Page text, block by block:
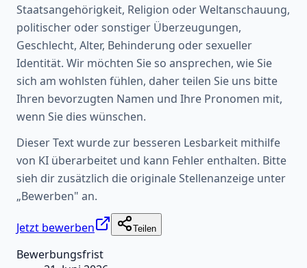
Staatsangehörigkeit, Religion oder Weltanschauung,
politischer oder sonstiger Überzeugungen,
Geschlecht, Alter, Behinderung oder sexueller
Identität. Wir möchten Sie so ansprechen, wie Sie
sich am wohlsten fühlen, daher teilen Sie uns bitte
Ihren bevorzugten Namen und Ihre Pronomen mit,
wenn Sie dies wünschen.
Dieser Text wurde zur besseren Lesbarkeit mithilfe
von KI überarbeitet und kann Fehler enthalten. Bitte
sieh dir zusätzlich die originale Stellenanzeige unter
„Bewerben" an.
Jetzt bewerben Teilen
Bewerbungsfrist